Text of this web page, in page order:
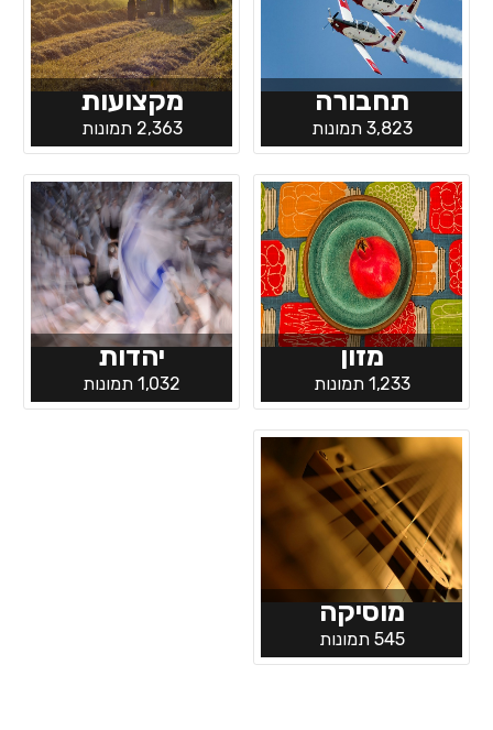
תחבורה
3,823 תמונות
מקצועות
2,363 תמונות
מזון
1,233 תמונות
יהדות
1,032 תמונות
מוסיקה
545 תמונות